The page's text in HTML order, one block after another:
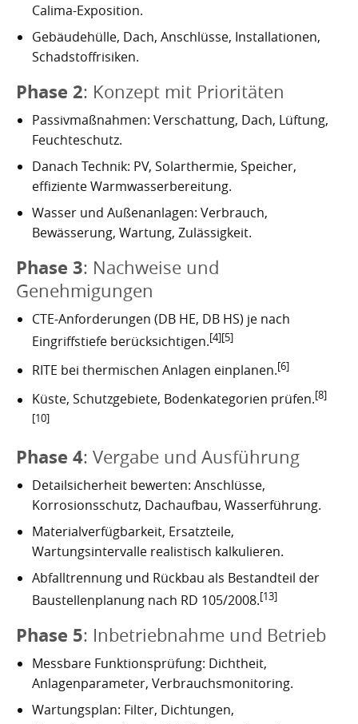
Calima-Exposition.
Gebäudehülle, Dach, Anschlüsse, Installationen,
Schadstoffrisiken.
Phase 2: Konzept mit Prioritäten
Passivmaßnahmen: Verschattung, Dach, Lüftung,
Feuchteschutz.
Danach Technik: PV, Solarthermie, Speicher,
effiziente Warmwasserbereitung.
Wasser und Außenanlagen: Verbrauch,
Bewässerung, Wartung, Zulässigkeit.
Phase 3: Nachweise und
Genehmigungen
CTE-Anforderungen (DB HE, DB HS) je nach
Eingriffstiefe berücksichtigen.[4][5]
RITE bei thermischen Anlagen einplanen.[6]
Küste, Schutzgebiete, Bodenkategorien prüfen.[8]
[10]
Phase 4: Vergabe und Ausführung
Detailsicherheit bewerten: Anschlüsse,
Korrosionsschutz, Dachaufbau, Wasserführung.
Materialverfügbarkeit, Ersatzteile,
Wartungsintervalle realistisch kalkulieren.
Abfalltrennung und Rückbau als Bestandteil der
Baustellenplanung nach RD 105/2008.[13]
Phase 5: Inbetriebnahme und Betrieb
Messbare Funktionsprüfung: Dichtheit,
Anlagenparameter, Verbrauchsmonitoring.
Wartungsplan: Filter, Dichtungen,